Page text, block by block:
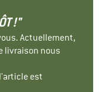
!"
Actuellement,
livraison nous
est